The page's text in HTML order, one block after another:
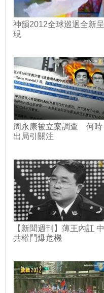
神韻2012全球巡迴全新呈
現
周永康被立案調查 何時
出局引關注
【新聞週刊】薄王內訌 中
共權鬥爆危機